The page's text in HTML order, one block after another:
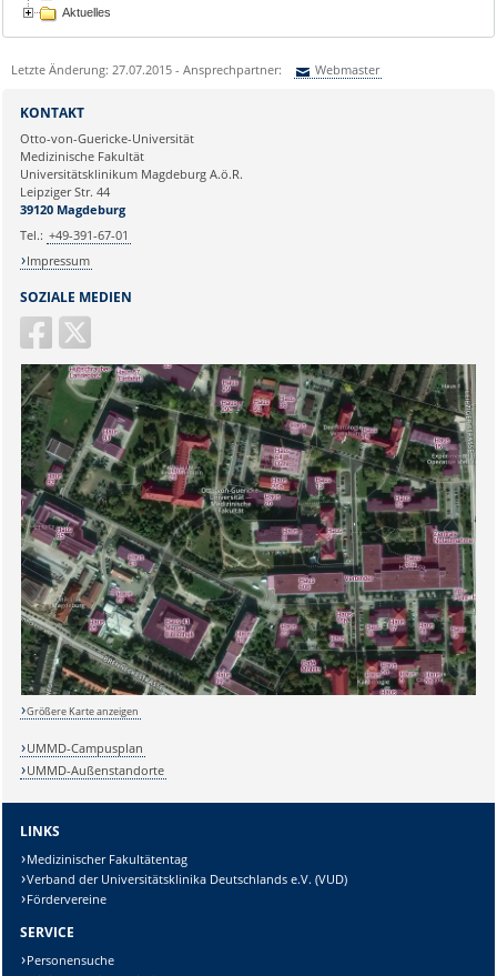
Aktuelles
Letzte Änderung: 27.07.2015 - Ansprechpartner: Webmaster
Ihre E-Mailadresse:
Ihr Anliegen:
Sicherheitsabfrage:
Lösung:
SOZIALE MEDIEN
KONTAKT
Otto-von-Guericke-Universität
Medizinische Fakultät
Universitätsklinikum Magdeburg A.ö.R.
Leipziger Str. 44
39120 Magdeburg
Tel.: +49-391-67-01
Impressum
Größere Karte anzeigen
UMMD-Campusplan
UMMD-Außenstandorte
LINKS
Medizinischer Fakultätentag
Verband der Universitätsklinika Deutschlands e.V. (VUD)
Fördervereine
SERVICE
Personensuche